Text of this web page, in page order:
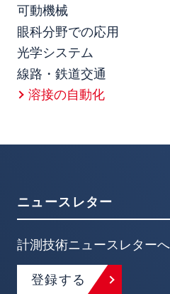
可動機械
眼科分野での応用
光学システム
線路・鉄道交通
溶接の自動化
ニュースレター
計測技術ニュースレター
登録する